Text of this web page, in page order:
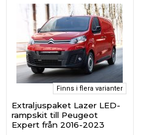
Finns i flera varianter
Extraljuspaket Lazer LED-
rampskit till Peugeot
Expert från 2016-2023